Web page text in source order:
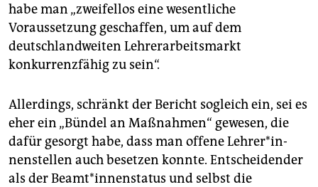
habe man „zweifellos eine wesentliche
Voraussetzung geschaffen, um auf dem
deutschlandweiten Lehrerarbeitsmarkt
konkurrenzfähig zu sein“.
Allerdings, schränkt der Bericht sogleich ein, sei es
eher ein „Bündel an Maßnahmen“ gewesen, die
dafür gesorgt habe, dass man offene Leh­re­r*in­
nen­stel­len auch besetzen konnte. Entscheidender
als der Be­am­t*in­nen­sta­tus und selbst die